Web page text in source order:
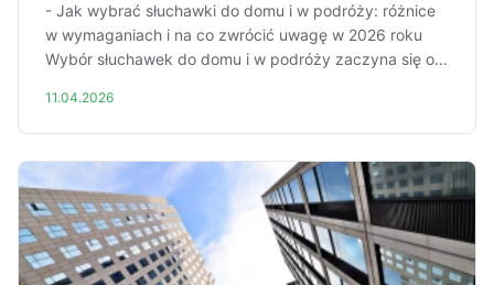
- Jak wybrać słuchawki do domu i w podróży: różnice
w wymaganiach i na co zwrócić uwagę w 2026 roku
Wybór słuchawek do domu i w podróży zaczyna się o...
11.04.2026